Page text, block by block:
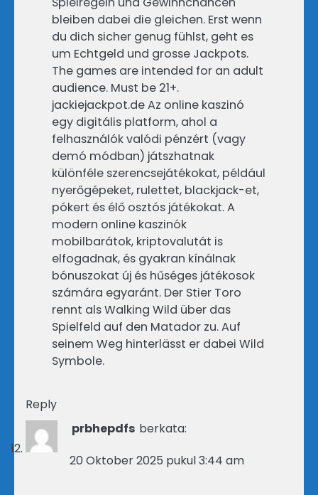
bleiben dabei die gleichen. Erst wenn
du dich sicher genug fühlst, geht es
um Echtgeld und grosse Jackpots.
The games are intended for an adult
audience. Must be 21+.
jackiejackpot.de Az online kaszinó
egy digitális platform, ahol a
felhasználók valódi pénzért (vagy
demó módban) játszhatnak
különféle szerencsejátékokat, például
nyerőgépeket, rulettet, blackjack-et,
pókert és élő osztós játékokat. A
modern online kaszinók
mobilbarátok, kriptovalutát is
elfogadnak, és gyakran kínálnak
bónuszokat új és hűséges játékosok
számára egyaránt. Der Stier Toro
rennt als Walking Wild über das
Spielfeld auf den Matador zu. Auf
seinem Weg hinterlässt er dabei Wild
Symbole.
Reply
prbhepdfs berkata:
20 Oktober 2025 pukul 3:44 am